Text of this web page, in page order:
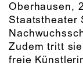
Oberhausen,
Staatstheater
Zudem tritt
freie